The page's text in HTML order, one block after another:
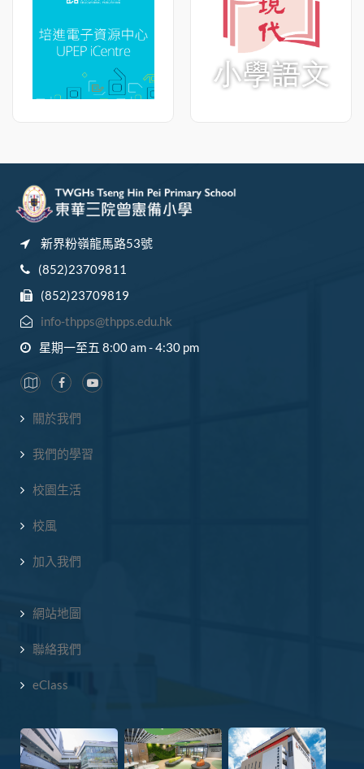
新界粉嶺龍馬路53號
(852)23709811
(852)23709819
info-thpps@thpps.edu.hk
星期一至五 8:00 am - 4:30 pm
關於我們
我們的學習
校園生活
校風
加入我們
網站地圖
聯絡我們
eClass